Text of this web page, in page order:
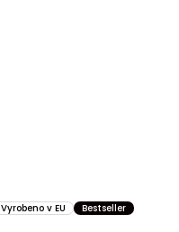
Vyrobeno v EU Bestseller